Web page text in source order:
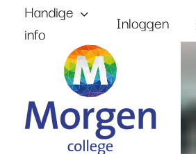
Handige
info
Inloggen
Home